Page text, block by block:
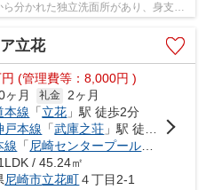
分かれた独立洗面所があり、身支度
立花
円 (管理費等：8,000円 )
ヶ月 礼金
2ヶ月
本線 「立花 」駅 徒歩2分
戸本線 「武庫之荘 」駅 徒歩23分
線 「 尼崎センタープール前
/ 45.24㎡
尼崎市立花町４丁目2-1